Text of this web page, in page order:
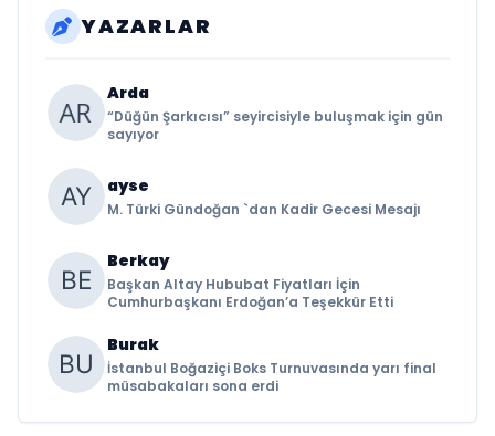
YAZARLAR
Arda
“Düğün Şarkıcısı” seyircisiyle buluşmak için gün
sayıyor
ayse
M. Türki Gündoğan `dan Kadir Gecesi Mesajı
Berkay
Başkan Altay Hububat Fiyatları İçin
Cumhurbaşkanı Erdoğan’a Teşekkür Etti
Burak
İstanbul Boğaziçi Boks Turnuvasında yarı final
müsabakaları sona erdi